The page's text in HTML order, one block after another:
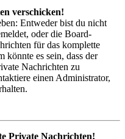
verschicken!
Entweder bist du nicht
oder die Board-
für das komplette
könnte es sein, dass der
Nachrichten zu
einen Administrator,
Private Nachrichten!